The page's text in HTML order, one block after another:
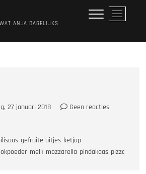
ANJA DAGELIJKS
M
e
27 januari 2018
Geen reacties
gefruite uitjes ketjap
melk mozzarella pindakaas pizzadeeg